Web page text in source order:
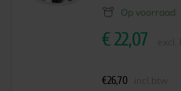
Op voorraad
€22,07
€26,70